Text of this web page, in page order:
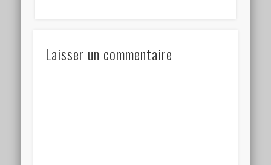
Laisser un commentaire